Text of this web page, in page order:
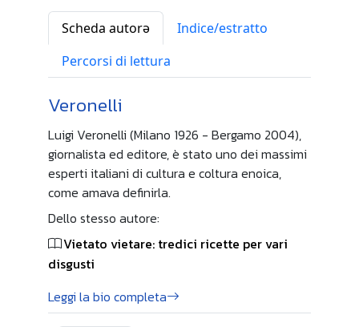
Scheda autorə
Indice/estratto
Percorsi di lettura
Veronelli
Luigi Veronelli (Milano 1926 - Bergamo 2004),
giornalista ed editore, è stato uno dei massimi
esperti italiani di cultura e coltura enoica,
come amava definirla.
Dello stesso autore:
Vietato vietare: tredici ricette per vari
disgusti
Leggi la bio completa